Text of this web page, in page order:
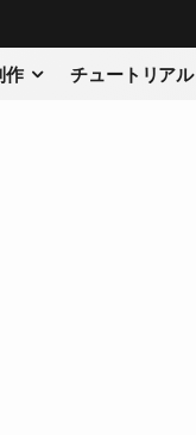
作 チュートリアル